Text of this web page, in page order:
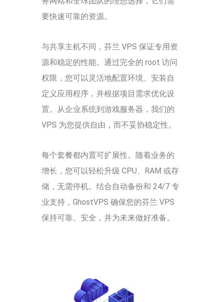
要快速可靠的资源。
与共享主机不同，芬兰 VPS 保证专用资
源和稳定的性能。通过完全的 root 访问
权限，您可以灵活地配置环境、安装自
定义应用程序，并根据项目需求优化设
置。从企业系统到游戏服务器，我们的
VPS 为您提供自由，而不妥协稳定性。
每个套餐都内置可扩展性。随着业务的
增长，您可以轻松升级 CPU、RAM 或存
储，无需停机。结合自动备份和 24/7 专
业支持，GhostVPS 确保您的芬兰 VPS
保持可靠、安全，并为未来做好准备。